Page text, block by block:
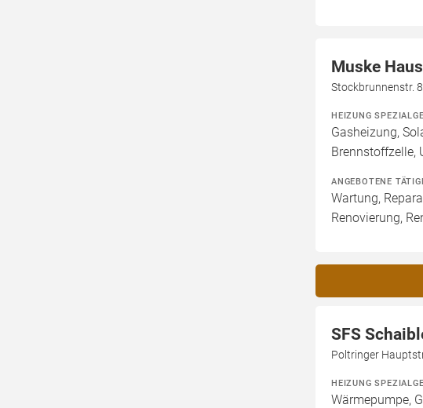
Muske
Stockbrunnenstr.
HEIZUNG
Gasheizung,
Brennstoffzelle,
ANGEBOTENE
Wartung,
Renovierung,
SFS
Poltringer
HEIZUNG
Wärmepumpe,